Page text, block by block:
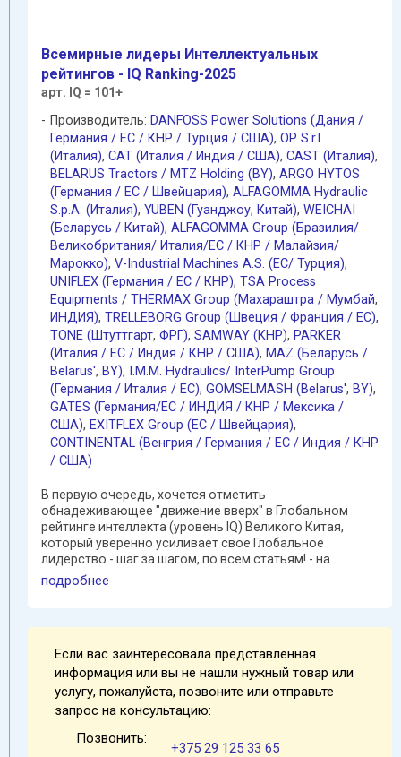
Всемирные лидеры Интеллектуальных
рейтингов - IQ Ranking-2025
арт. IQ = 101+
Производитель: DANFOSS Power Solutions (Дания /
Германия / EC / КНР / Турция / США), OP S.r.l.
(Италия), CAT (Италия / Индия / США), CAST (Италия),
BELARUS Tractors / MTZ Holding (BY), ARGO HYTOS
(Германия / EC / Швейцария), ALFAGOMMA Hydraulic
S.p.A. (Италия), YUBEN (Гуанджоу, Китай), WEICHAI
(Беларусь / Китай), ALFAGOMMA Group (Бразилия/
Великобритания/ Италия/ЕС / КНР / Малайзия/
Марокко), V-Industrial Machines A.S. (EC/ Турция),
UNIFLEX (Германия / EC / КНР), TSA Process
Equipments / THERMAX Group (Махараштра / Мумбай,
ИНДИЯ), TRELLEBORG Group (Швеция / Франция / ЕС),
TONE (Штуттгарт, ФРГ), SAMWAY (КНР), PARKER
(Италия / ЕС / Индия / КНР / США), MAZ (Беларусь /
Belarus', BY), I.M.M. Hydraulics/ InterPump Group
(Германия / Италия / ЕС), GOMSELMASH (Belarus', BY),
GATES (Германия/EC / ИНДИЯ / КНР / Мексика /
США), EXITFLEX Group (ЕС / Швейцария),
CONTINENTAL (Венгрия / Германия / ЕС / Индия / КНР
/ США)
В первую очередь, хочется отметить
обнадеживающее "движение вверх" в Глобальном
рейтинге интеллекта (уровень IQ) Великого Китая,
который уверенно усиливает своё Глобальное
лидерство - шаг за шагом, по всем статьям! - на
протяжении нескольких ...
подробнее
Если вас заинтересовала представленная
информация или вы не нашли нужный товар или
услугу, пожалуйста, позвоните или отправьте
запрос на консультацию:
Позвонить:
+375 29 125 33 65